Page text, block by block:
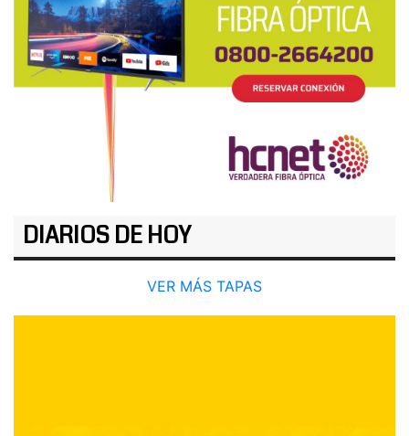
DIARIOS DE HOY
VER MÁS TAPAS